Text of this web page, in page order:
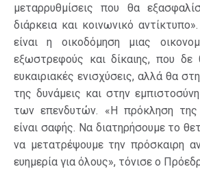
μεταρρυθμίσεις που θα
διάρκεια και κοινωνικό
είναι η οικοδόμηση μιας
εξωστρεφούς και δίκαιης, που δε
ευκαιριακές ενισχύσεις, αλλά θα
της δυνάμεις και στην
των επενδυτών. «Η πρόκληση της
είναι σαφής. Nα διατηρήσουμε το
να μετατρέψουμε την πρόσκαιρη
ευημερία για όλους», τόνισε ο